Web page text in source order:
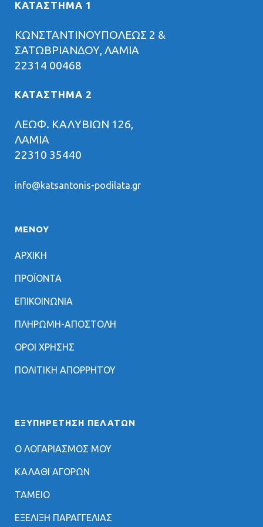
ΚΑΤΑΣΤΗΜΑ 1
ΚΩΝΣΤΑΝΤΙΝΟΥΠΟΛΕΩΣ 2 &
ΣΑΤΩΒΡΙΑΝΔΟΥ, ΛΑΜΙΑ
22314 00468
ΚΑΤΑΣΤΗΜΑ 2
ΛΕΩΦ. ΚΑΛΥΒΙΩΝ 126,
ΛΑΜΙΑ
22310 35440
info@katsantonis-podilata.gr
ΜΕΝΟΥ
ΑΡΧΙΚΗ
ΠΡΟΪΟΝΤΑ
ΕΠΙΚΟΙΝΩΝΙΑ
ΠΛΗΡΩΜΗ-ΑΠΟΣΤΟΛΗ
ΟΡΟΙ ΧΡΗΣΗΣ
ΠΟΛΙΤΙΚΗ ΑΠΟΡΡΗΤΟΥ
ΕΞΥΠΗΡΈΤΗΣΗ ΠΕΛΑΤΏΝ
Ο ΛΟΓΑΡΙΑΣΜΟΣ ΜΟΥ
ΚΑΛΑΘΙ ΑΓΟΡΩΝ
ΤΑΜΕΙΟ
ΕΞΕΛΙΞΗ ΠΑΡΑΓΓΕΛΙΑΣ